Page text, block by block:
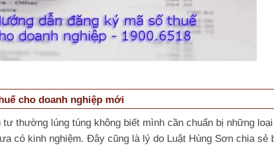
cho doanh nghiệp mới
tư thường lúng túng không biết mình cần chuẩn bị những
có kinh nghiệm. Đây cũng là lý do Luật Hùng Sơn chia sẻ